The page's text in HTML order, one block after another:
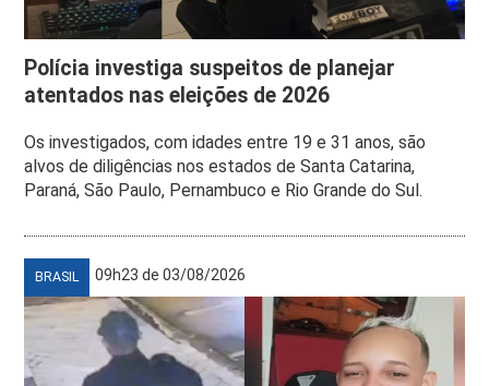
Polícia investiga suspeitos de planejar
atentados nas eleições de 2026
Os investigados, com idades entre 19 e 31 anos, são
alvos de diligências nos estados de Santa Catarina,
Paraná, São Paulo, Pernambuco e Rio Grande do Sul.
BRASIL 09h23 de 03/08/2026